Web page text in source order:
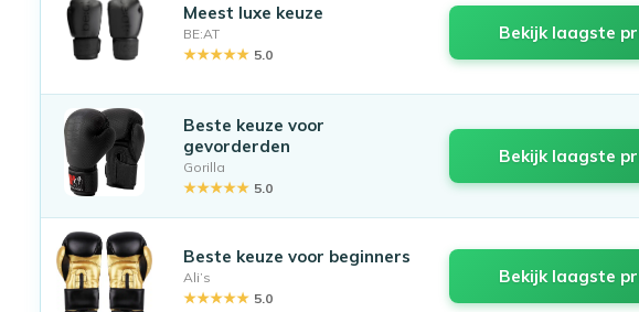
Meest luxe keuze
BE:AT
★★★★★ 5.0
Bekijk laagste
Beste keuze voor
gevorderden
Gorilla
★★★★★ 5.0
Bekijk laagste
Beste keuze voor beginners
Ali’s
★★★★★ 5.0
Bekijk laagste